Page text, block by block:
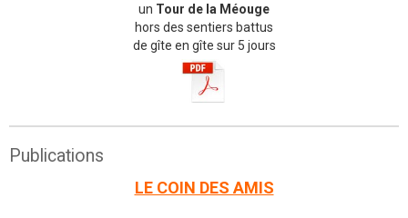
un Tour de la Méouge
hors des sentiers battus
de gîte en gîte sur 5 jours
Publications
LE COIN DES AMIS